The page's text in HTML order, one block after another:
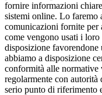
fornire informazioni
sistemi online. Lo faremo
comunicazioni fornite per
come vengono usati i
disposizione
abbiamo a disposizione
conformità alle
regolarmente con
serio punto di riferimento